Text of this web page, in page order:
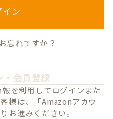
イン
忘れですか？
・会員登録
を利用してログインまた
様は、「Amazonアカウ
お進みください。